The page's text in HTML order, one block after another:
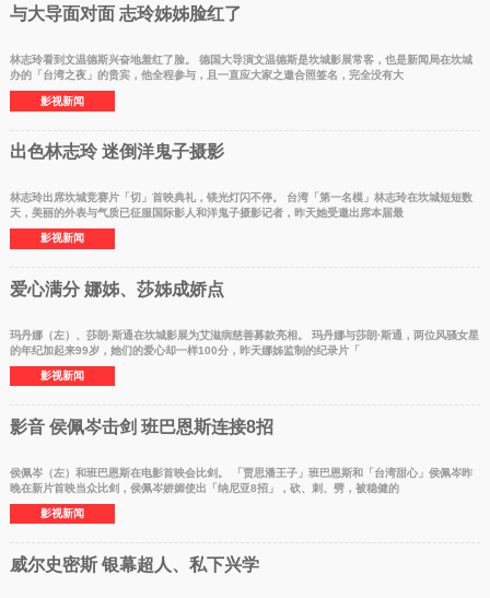
与大导面对面 志玲姊姊脸红了
林志玲看到文温德斯兴奋地羞红了脸。 德国大导演文温德斯是坎城影展常客，也是新闻局在坎城
办的「台湾之夜」的贵宾，他全程参与，且一直应大家之邀合照签名，完全没有大
影视新闻
出色林志玲 迷倒洋鬼子摄影
林志玲出席坎城竞赛片「切」首映典礼，镁光灯闪不停。 台湾「第一名模」林志玲在坎城短短数
天，美丽的外表与气质已征服国际影人和洋鬼子摄影记者，昨天她受邀出席本届最
影视新闻
爱心满分 娜姊、莎姊成娇点
玛丹娜（左）、莎朗·斯通在坎城影展为艾滋病慈善募款亮相。 玛丹娜与莎朗·斯通，两位风骚女星
的年纪加起来99岁，她们的爱心却一样100分，昨天娜姊监制的纪录片「
影视新闻
影音 侯佩岑击剑 班巴恩斯连接8招
侯佩岑（左）和班巴恩斯在电影首映会比剑。 「贾思潘王子」班巴恩斯和「台湾甜心」侯佩岑昨
晚在新片首映当众比剑，侯佩岑娇媚使出「纳尼亚8招」，砍、刺、劈，被稳健的
影视新闻
威尔史密斯 银幕超人、私下兴学